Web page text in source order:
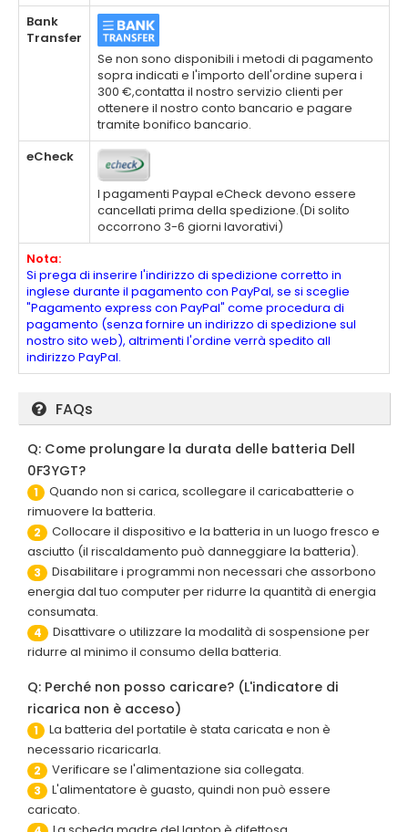
Bank
Transfer
Se non sono disponibili i metodi di pagamento
sopra indicati e l'importo dell'ordine supera i
300 €,contatta il nostro servizio clienti per
ottenere il nostro conto bancario e pagare
tramite bonifico bancario.
eCheck
I pagamenti Paypal eCheck devono essere
cancellati prima della spedizione.(Di solito
occorrono 3-6 giorni lavorativi)
Nota:
Si prega di inserire l'indirizzo di spedizione corretto in
inglese durante il pagamento con PayPal, se si sceglie
"Pagamento express con PayPal" come procedura di
pagamento (senza fornire un indirizzo di spedizione sul
nostro sito web), altrimenti l'ordine verrà spedito all
indirizzo PayPal.
FAQs
Q: Come prolungare la durata delle batteria Dell
0F3YGT?
1
Quando non si carica, scollegare il caricabatterie o
rimuovere la batteria.
2
Collocare il dispositivo e la batteria in un luogo fresco e
asciutto (il riscaldamento può danneggiare la batteria).
3
Disabilitare i programmi non necessari che assorbono
energia dal tuo computer per ridurre la quantità di energia
consumata.
4
Disattivare o utilizzare la modalità di sospensione per
ridurre al minimo il consumo della batteria.
Q: Perché non posso caricare? (L'indicatore di
ricarica non è acceso)
1
La batteria del portatile è stata caricata e non è
necessario ricaricarla.
2 Verificare se l'alimentazione sia collegata.
3
L'alimentatore è guasto, quindi non può essere
caricato.